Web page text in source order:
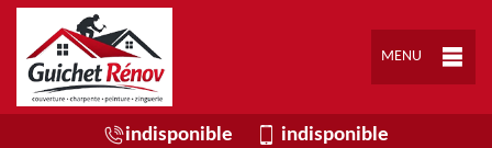
MENU
indisponible indisponible